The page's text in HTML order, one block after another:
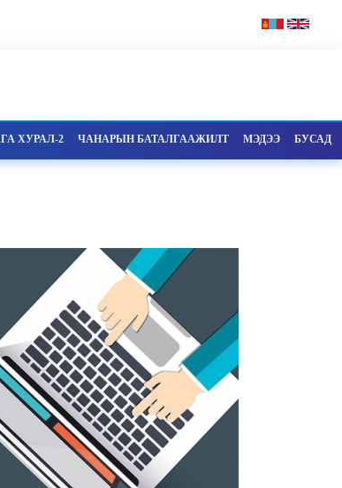
ХУРАЛ-2 ЧАНАРЫН БАТАЛГААЖИЛТ МЭДЭЭ БУСАД